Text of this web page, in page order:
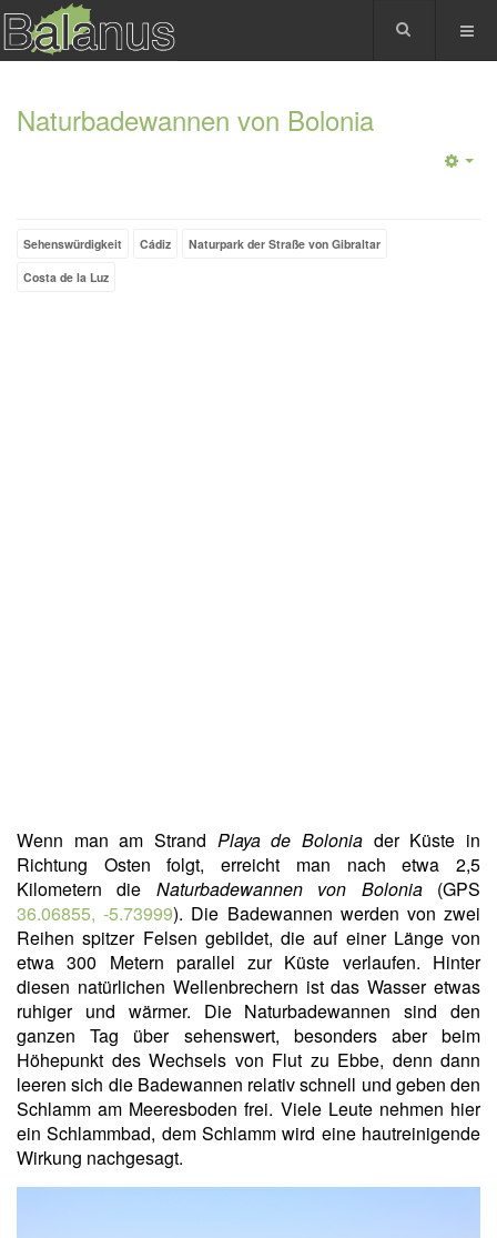
Naturbadewannen von Bolonia
Sehenswürdigkeit Cádiz
Naturpark der Straße von Gibraltar
Costa de la Luz
Wenn man am Strand Playa de Bolonia der Küste in
Richtung Osten folgt, erreicht man nach etwa 2,5
Kilometern die Naturbadewannen von Bolonia(GPS
36.06855, -5.73999). Die Badewannen werden von zwei
Reihen spitzer Felsen gebildet, die auf einer Länge von
etwa 300 Metern parallel zur Küste verlaufen. Hinter
diesen natürlichen Wellenbrechern ist das Wasser etwas
ruhiger und wärmer. Die Naturbadewannen sind den
ganzen Tag über sehenswert, besonders aber beim
Höhepunkt des Wechsels von Flut zu Ebbe, denn dann
leeren sich die Badewannen relativ schnell und geben den
Schlamm am Meeresboden frei. Viele Leute nehmen hier
ein Schlammbad, dem Schlamm wird eine hautreinigende
Wirkung nachgesagt.